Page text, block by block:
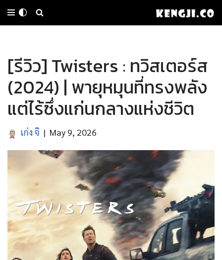
Skip
content
[รีวิว] Twisters : ทวิสเตอร์ส
(2024) | พายุหมุนที่ทรงพลัง
แต่ไร้ซึ่งแก่นกลางแห่งชีวิต
เก่ง จิ May 9, 2026